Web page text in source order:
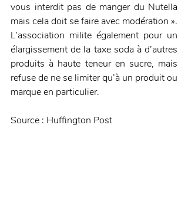
vous interdit pas de manger du Nutella
mais cela doit se faire avec modération ».
L’association milite également pour un
élargissement de la taxe soda à d’autres
produits à haute teneur en sucre, mais
refuse de ne se limiter qu’à un produit ou
marque en particulier.
Source : Huffington Post